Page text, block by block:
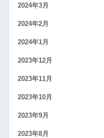
2024年3月
2024年2月
2024年1月
2023年12月
2023年11月
2023年10月
2023年9月
2023年8月